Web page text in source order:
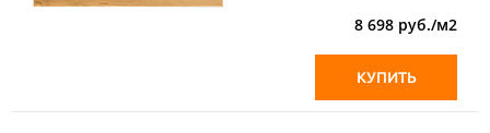
8 698 руб./м2
КУПИТЬ